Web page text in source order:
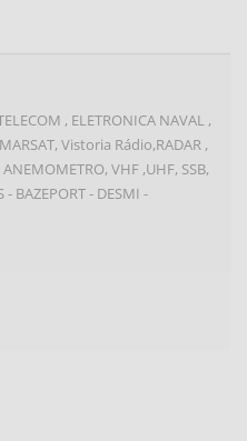
, ELETRONICA NAVAL ,
Vistoria Rádio,RADAR ,
VHF ,UHF, SSB,
- BAZEPORT - DESMI -